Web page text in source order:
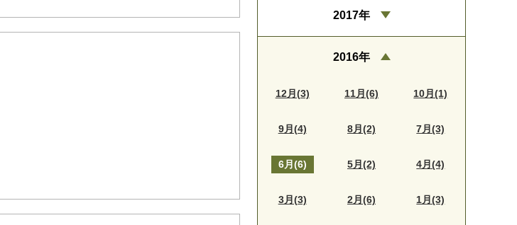
2017年
2016年
12月(3) 11月(6) 10月(1)
9月(4) 8月(2) 7月(3)
6月(6) 5月(2) 4月(4)
3月(3) 2月(6) 1月(3)